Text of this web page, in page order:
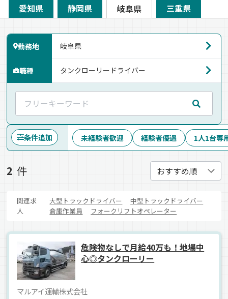
愛知県 静岡県 岐阜県 三重県
勤務地
職種
条件追加 未経験者歓迎 経験者優遇 1人1台専
2 件
関連求
人
大型トラックドライバー
中型トラックドライバー
倉庫作業員
フォークリフトオペレーター
危険物なしで月給40万も！地場中
心◎タンクローリー
マルアイ運輸株式会社